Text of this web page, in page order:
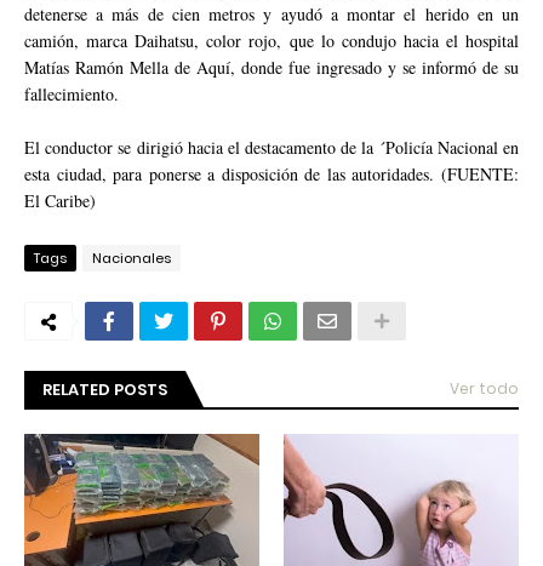
detenerse a más de cien metros y ayudó a montar el herido en un
camión, marca Daihatsu, color rojo, que lo condujo hacia el hospital
Matías Ramón Mella de Aquí, donde fue ingresado y se informó de su
fallecimiento.
El conductor se dirigió hacia el destacamento de la ´Policía Nacional en
esta ciudad, para ponerse a disposición de las autoridades. (FUENTE:
El Caribe)
Tags Nacionales
RELATED POSTS Ver todo